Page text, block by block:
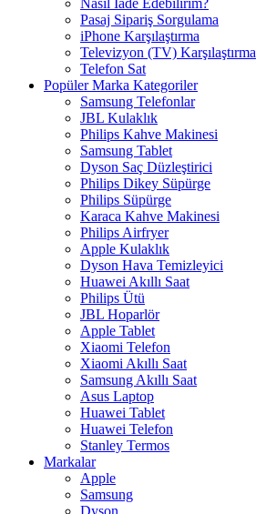
Pasaj Sipariş Sorgulama
iPhone Karşılaştırma
Televizyon (TV) Karşılaştırma
Telefon Sat
Popüler Marka Kategoriler
Samsung Telefonlar
JBL Kulaklık
Philips Kahve Makinesi
Samsung Tablet
Dyson Saç Düzleştirici
Philips Dikey Süpürge
Philips Süpürge
Karaca Kahve Makinesi
Philips Airfryer
Apple Kulaklık
Dyson Hava Temizleyici
Huawei Akıllı Saat
Philips Ütü
JBL Hoparlör
Apple Tablet
Xiaomi Telefon
Xiaomi Akıllı Saat
Samsung Akıllı Saat
Asus Laptop
Huawei Tablet
Huawei Telefon
Stanley Termos
Markalar
Apple
Samsung
Dyson